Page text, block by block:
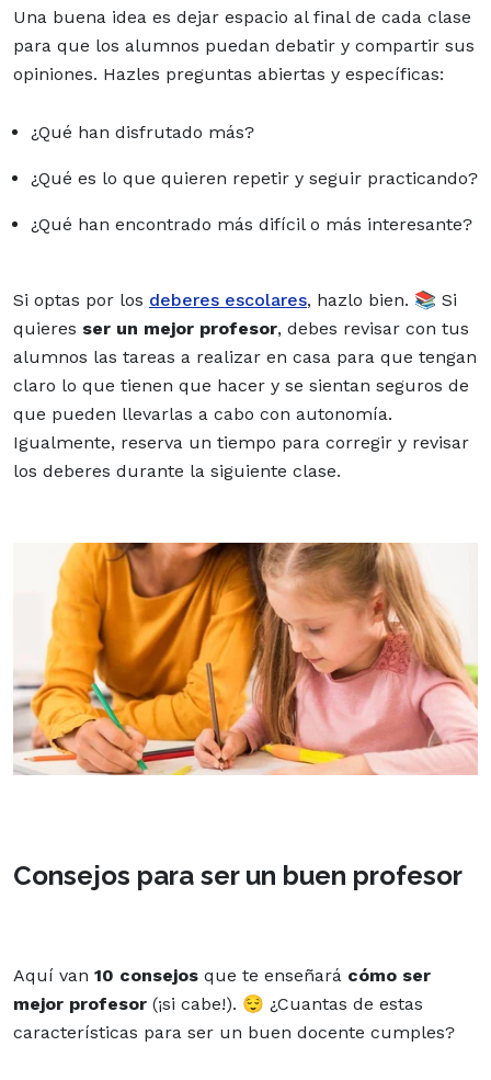
Una buena idea es dejar espacio al final de cada clase
para que los alumnos puedan debatir y compartir sus
opiniones. Hazles preguntas abiertas y específicas:
¿Qué han disfrutado más?
¿Qué es lo que quieren repetir y seguir practicando?
¿Qué han encontrado más difícil o más interesante?
Si optas por los deberes escolares, hazlo bien. 📚 Si
quieres ser un mejor profesor, debes revisar con tus
alumnos las tareas a realizar en casa para que tengan
claro lo que tienen que hacer y se sientan seguros de
que pueden llevarlas a cabo con autonomía.
Igualmente, reserva un tiempo para corregir y revisar
los deberes durante la siguiente clase.
Consejos para ser un buen profesor
Aquí van 10 consejos que te enseñará cómo ser
mejor profesor (¡si cabe!). 😌 ¿Cuantas de estas
características para ser un buen docente cumples?